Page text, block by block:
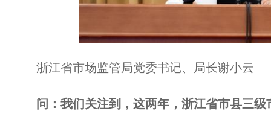
浙江省市场监管局党委书记、局长谢小云
问：我们关注到，这两年，浙江省市县三级